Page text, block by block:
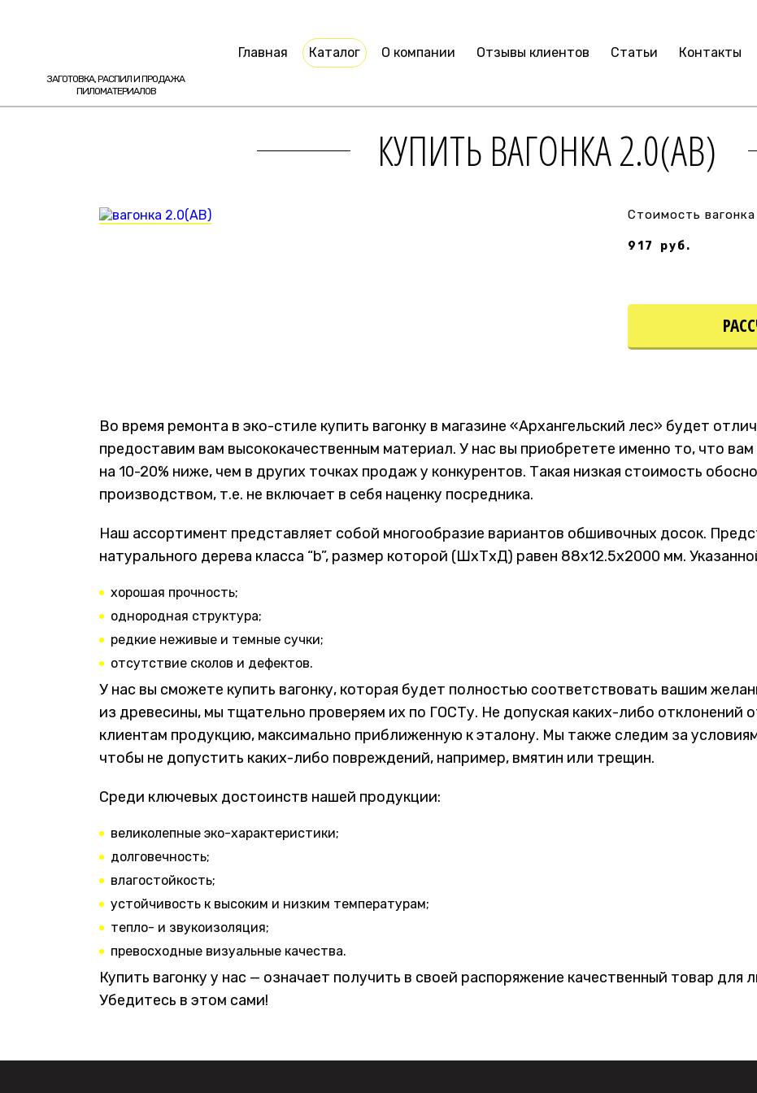
ЗАГОТОВКА, РАСПИЛ И ПРОДАЖА
ПИЛОМАТЕРИАЛОВ
Главная Каталог О компании Отзывы клиентов Статьи Контакты
КУПИТЬ ВАГОНКА 2.0(AВ)
Стоимость
917 руб.
Во время ремонта в эко-стиле купить вагонку в магазине «Архангельский лес» будет
предоставим вам высококачественным материал. У нас вы приобретете именно то, что
на 10-20% ниже, чем в других точках продаж у конкурентов. Такая низкая стоимость
производством, т.е. не включает в себя наценку посредника.
Наш ассортимент представляет собой многообразие вариантов обшивочных досок.
натурального дерева класса “b”, размер которой (ШхТхД) равен 88х12.5х2000 мм.
хорошая прочность;
однородная структура;
редкие неживые и темные сучки;
отсутствие сколов и дефектов.
У нас вы сможете купить вагонку, которая будет полностью соответствовать вашим
из древесины, мы тщательно проверяем их по ГОСТу. Не допуская каких-либо отклонений
клиентам продукцию, максимально приближенную к эталону. Мы также следим за
чтобы не допустить каких-либо повреждений, например, вмятин или трещин.
Среди ключевых достоинств нашей продукции:
великолепные эко-характеристики;
долговечность;
влагостойкость;
устойчивость к высоким и низким температурам;
тепло- и звукоизоляция;
превосходные визуальные качества.
Купить вагонку у нас — означает получить в своей распоряжение качественный товар
Убедитесь в этом сами!